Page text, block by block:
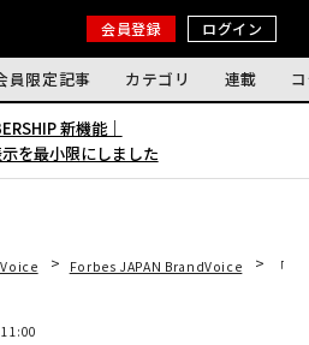
会員登録 ログイン
員限定記事 カテゴリ 連載
新機能｜
を最小限にしました
Forbes JAPAN BrandVoice 「